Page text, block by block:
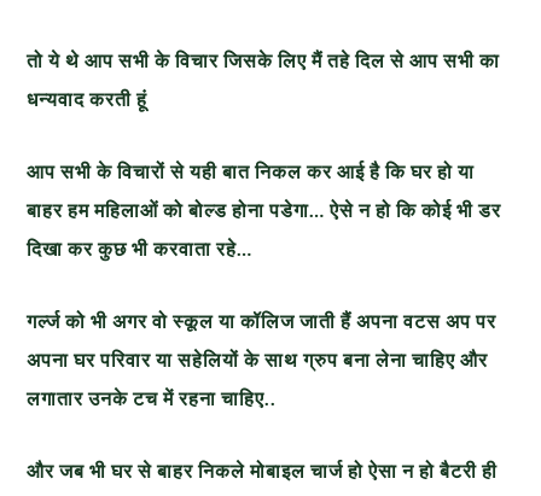
तो ये थे आप सभी के विचार जिसके लिए मैं तहे दिल से आप सभी का
धन्यवाद करती हूं
आप सभी के विचारों से यही बात निकल कर आई है कि घर हो या
बाहर हम महिलाओं को बोल्ड होना पडेगा… ऐसे न हो कि कोई भी डर
दिखा कर कुछ भी करवाता रहे…
गर्ल्ज को भी अगर वो स्कूल या कॉलिज जाती हैं अपना वटस अप पर
अपना घर परिवार या सहेलियों के साथ ग्रुप बना लेना चाहिए और
लगातार उनके टच में रहना चाहिए..
और जब भी घर से बाहर निकले मोबाइल चार्ज हो ऐसा न हो बैटरी ही